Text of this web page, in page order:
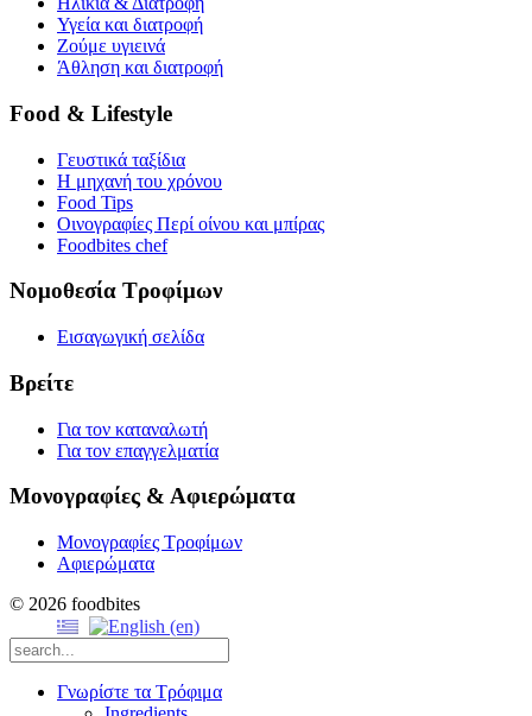
Υγεία και διατροφή
Ζούμε υγιεινά
Άθληση και διατροφή
Food & Lifestyle
Γευστικά ταξίδια
Η μηχανή του χρόνου
Food Tips
Οινογραφίες Περί οίνου και μπίρας
Foodbites chef
Νομοθεσία Τροφίμων
Εισαγωγική σελίδα
Βρείτε
Για τον καταναλωτή
Για τον επαγγελματία
Μονογραφίες & Αφιερώματα
Μονογραφίες Τροφίμων
Αφιερώματα
© 2026 foodbites
Γνωρίστε τα Τρόφιμα